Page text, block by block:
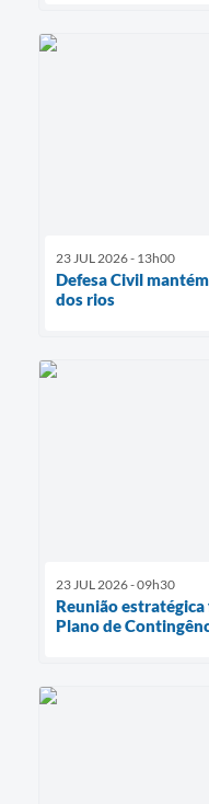
23 JUL 2026 - 13h00
Defesa Civil
dos rios
23 JUL 2026 - 09h30
Reunião
Plano de